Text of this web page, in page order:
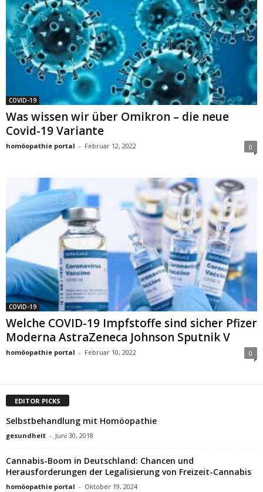
COVID-19
Was wissen wir über Omikron – die neue
Covid-19 Variante
homöopathie portal - Februar 12, 2022 0
COVID-19
Welche COVID-19 Impfstoffe sind sicher Pfizer
Moderna AstraZeneca Johnson Sputnik V
homöopathie portal - Februar 10, 2022 0
EDITOR PICKS
Selbstbehandlung mit Homöopathie
gesundheit - Juni 30, 2018
Cannabis-Boom in Deutschland: Chancen und
Herausforderungen der Legalisierung von Freizeit-Cannabis
homöopathie portal - Oktober 19, 2024